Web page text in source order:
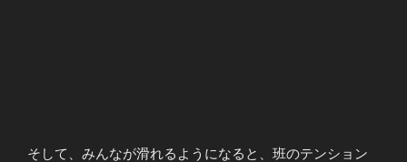
そして、みんなが滑れるようになると、班のテンション